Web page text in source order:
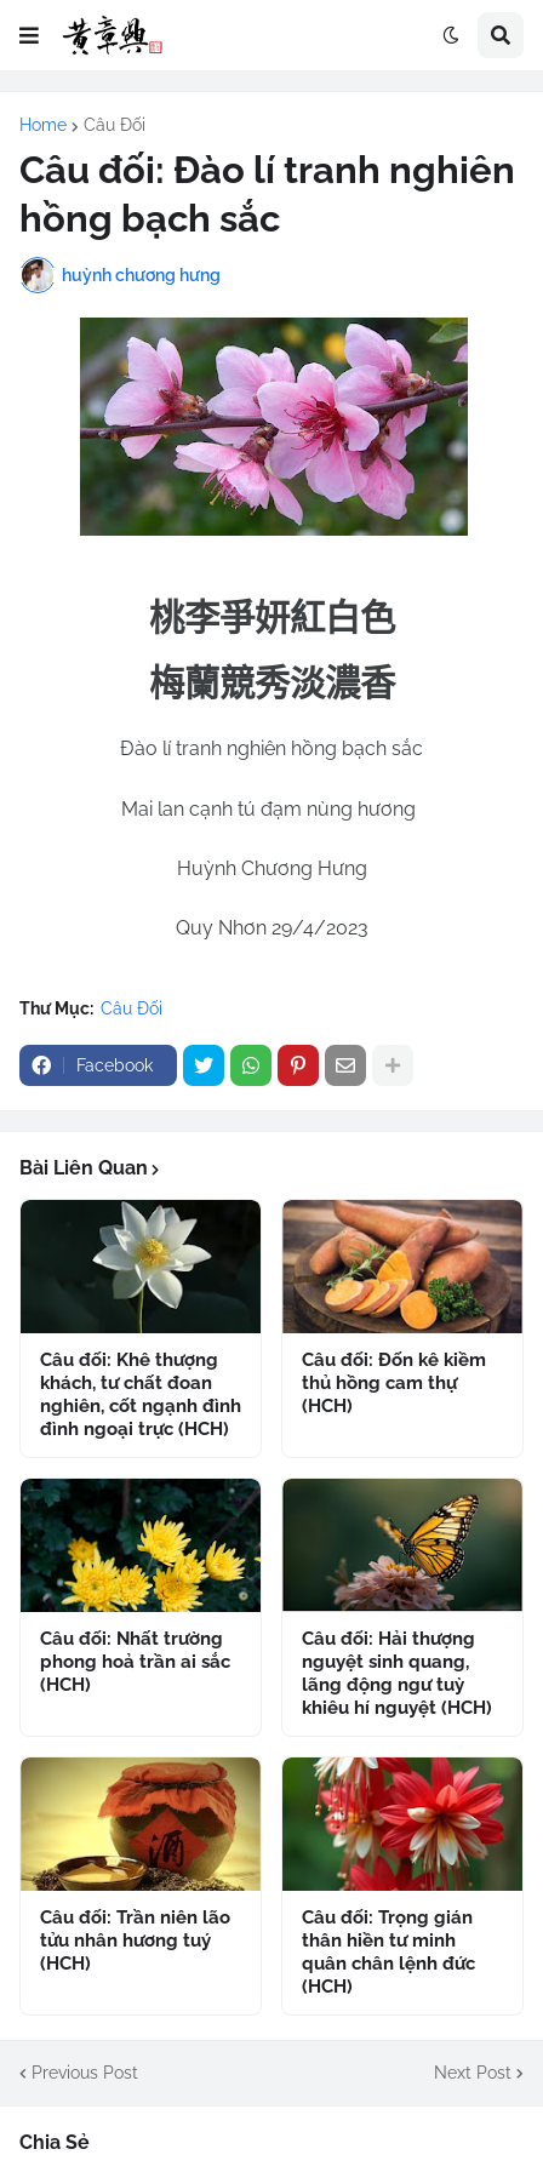
Home Câu Đối
Câu đối: Đào lí tranh nghiên
hồng bạch sắc
huỳnh chương hưng
桃李爭妍紅白色
梅蘭競秀淡濃香
Đào lí tranh nghiên hồng bạch sắc
Mai lan cạnh tú đạm nùng hương
Huỳnh Chương Hưng
Quy Nhơn 29/4/2023
Thư Mục: Câu Đối
Facebook
Bài Liên Quan
Câu đối: Khê thượng
khách, tư chất đoan
nghiên, cốt ngạnh đình
đình ngoại trực (HCH)
Câu đối: Đốn kê kiềm
thủ hồng cam thự
(HCH)
Câu đối: Nhất trường
phong hoả trần ai sắc
(HCH)
Câu đối: Hải thượng
nguyệt sinh quang,
lãng động ngư tuỳ
khiêu hí nguyệt (HCH)
Câu đối: Trần niên lão
tửu nhân hương tuý
(HCH)
Câu đối: Trọng gián
thân hiền tư minh
quân chân lệnh đức
(HCH)
Previous Post Next Post
Chia Sẻ